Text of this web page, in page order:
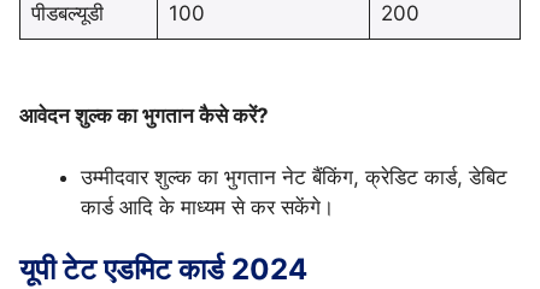
पीडबल्यूडी 100 200
आवेदन शुल्क का भुगतान कैसे करें?
उम्मीदवार शुल्क का भुगतान नेट बैंकिंग, क्रेडिट कार्ड, डेबिट
कार्ड आदि के माध्यम से कर सकेंगे।
यूपी टेट एडमिट कार्ड 2024